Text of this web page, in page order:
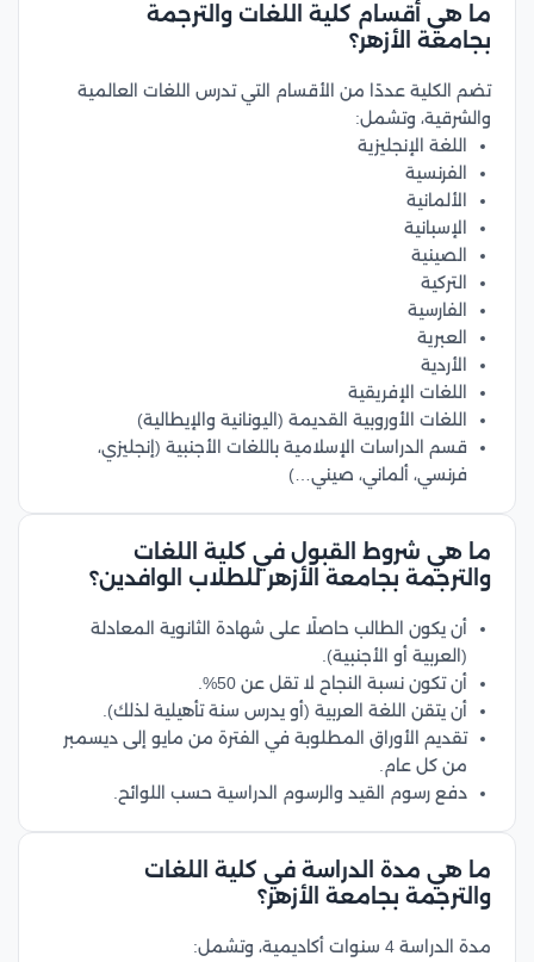
ما هي أقسام كلية اللغات والترجمة
بجامعة الأزهر؟
تضم الكلية عددًا من الأقسام التي تدرس اللغات العالمية
والشرقية، وتشمل:
اللغة الإنجليزية
الفرنسية
الألمانية
الإسبانية
الصينية
التركية
الفارسية
العبرية
الأردية
اللغات الإفريقية
اللغات الأوروبية القديمة (اليونانية والإيطالية)
قسم الدراسات الإسلامية باللغات الأجنبية (إنجليزي،
فرنسي، ألماني، صيني…)
ما هي شروط القبول في كلية اللغات
والترجمة بجامعة الأزهر للطلاب الوافدين؟
أن يكون الطالب حاصلًا على شهادة الثانوية المعادلة
(العربية أو الأجنبية).
أن تكون نسبة النجاح لا تقل عن 50%.
أن يتقن اللغة العربية (أو يدرس سنة تأهيلية لذلك).
تقديم الأوراق المطلوبة في الفترة من مايو إلى ديسمبر
من كل عام.
دفع رسوم القيد والرسوم الدراسية حسب اللوائح.
ما هي مدة الدراسة في كلية اللغات
والترجمة بجامعة الأزهر؟
مدة الدراسة 4 سنوات أكاديمية، وتشمل: